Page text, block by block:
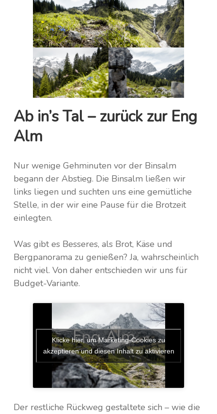
Ab in’s Tal – zurück zur Eng
Alm
Nur wenige Gehminuten vor der Binsalm
begann der Abstieg. Die Binsalm ließen wir
links liegen und suchten uns eine gemütliche
Stelle, in der wir eine Pause für die Brotzeit
einlegten.
Was gibt es Besseres, als Brot, Käse und
Bergpanorama zu genießen? Ja, wahrscheinlich
nicht viel. Von daher entschieden wir uns für
Budget-Variante.
Klicke hier, um Marketing-Cookies zu
akzeptieren und diesen Inhalt zu aktivieren
Der restliche Rückweg gestaltete sich – wie die